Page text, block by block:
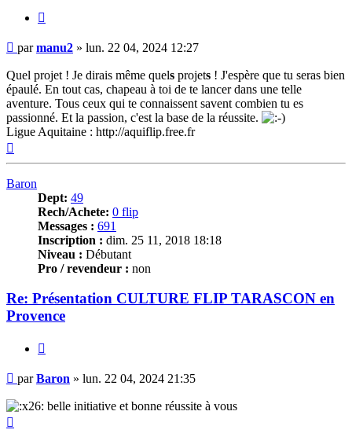
Message
parmanu2 » lun. 22 04, 2024 12:27
Quel projet ! Je dirais même quels projets ! J'espère que tu seras bien
épaulé. En tout cas, chapeau à toi de te lancer dans une telle
aventure. Tous ceux qui te connaissent savent combien tu es
passionné. Et la passion, c'est la base de la réussite.
Ligue Aquitaine : http://aquiflip.free.fr
Baron
Dept: 49
Rech/Achete: 0 flip
Messages : 691
Inscription : dim. 25 11, 2018 18:18
Niveau : Débutant
Pro / revendeur : non
Re: Présentation CULTURE FLIP TARASCON en
Provence
Message
parBaron » lun. 22 04, 2024 21:35
belle initiative et bonne réussite à vous